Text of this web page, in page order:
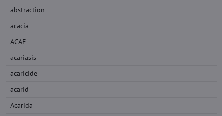
abstraction
acacia
ACAF
acariasis
acaricide
acarid
Acarida